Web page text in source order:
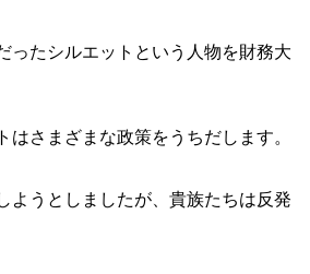
ったシルエットという人物を財務大
はさまざまな政策をうちだします。
ようとしましたが、貴族たちは反発